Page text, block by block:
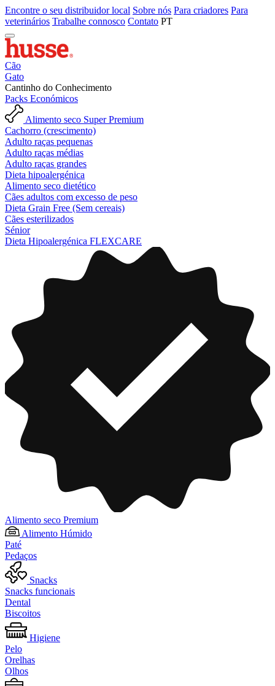
Encontre o seu distribuidor local Sobre nós Para criadores Para
veterinários Trabalhe connosco Contato PT
Cão
Gato
Cantinho do Conhecimento
Packs Económicos
Alimento seco Super Premium
Cachorro (crescimento)
Adulto raças pequenas
Adulto raças médias
Adulto raças grandes
Dieta hipoalergénica
Alimento seco dietético
Cães adultos com excesso de peso
Dieta Grain Free (Sem cereais)
Cães esterilizados
Sénior
Dieta Hipoalergénica FLEXCARE
Alimento seco Premium
Alimento Húmido
Paté
Pedaços
Snacks
Snacks funcionais
Dental
Biscoitos
Higiene
Pelo
Orelhas
Olhos